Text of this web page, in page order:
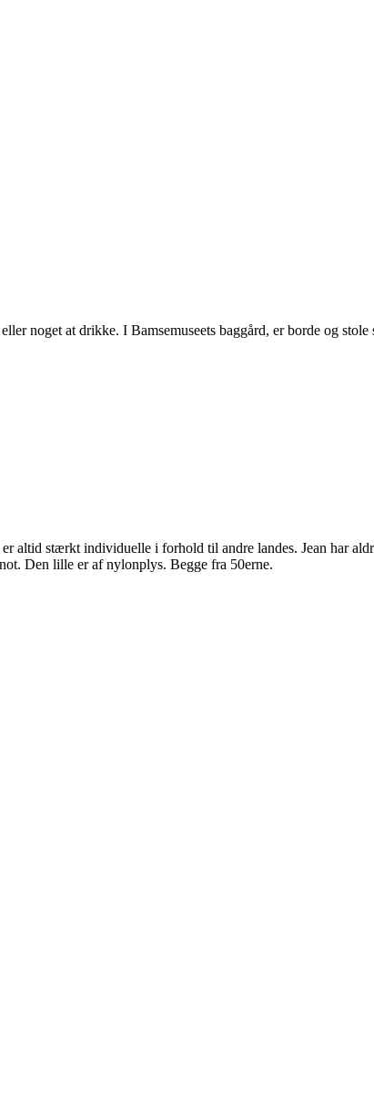
noget at drikke. I Bamsemuseets baggård, er borde og
altid stærkt individuelle i forhold til andre landes. Jean har
Den lille er af nylonplys. Begge fra 50erne.